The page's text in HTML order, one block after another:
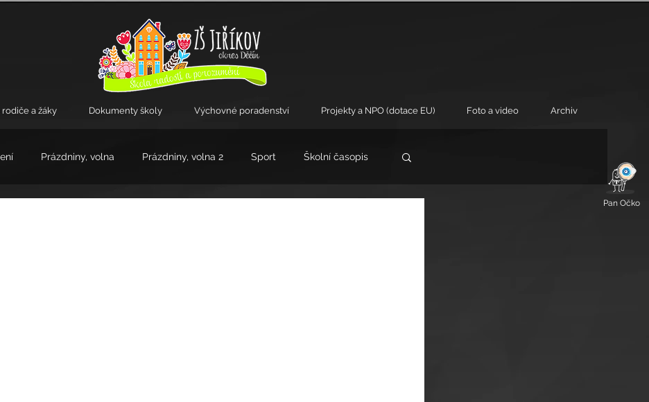
Pan Očko
rodiče a žáky Dokumenty školy Výchovné poradenství Projekty a NPO (dotace EU) Foto a video Archiv
Prázdniny, volna Prázdniny, volna 2 Sport Školní časopis
kroužky